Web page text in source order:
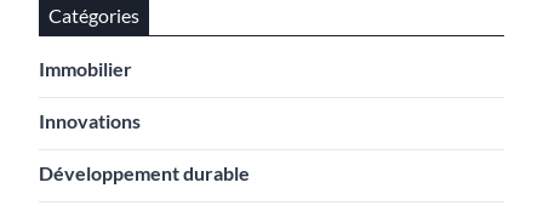
Catégories
Immobilier
Innovations
Développement durable